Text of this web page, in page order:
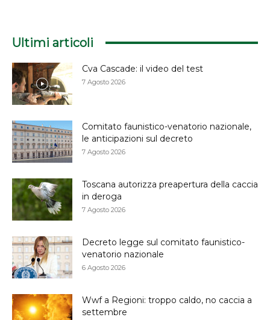
Ultimi articoli
Cva Cascade: il video del test
7 Agosto 2026
Comitato faunistico-venatorio nazionale,
le anticipazioni sul decreto
7 Agosto 2026
Toscana autorizza preapertura della caccia
in deroga
7 Agosto 2026
Decreto legge sul comitato faunistico-
venatorio nazionale
6 Agosto 2026
Wwf a Regioni: troppo caldo, no caccia a
settembre